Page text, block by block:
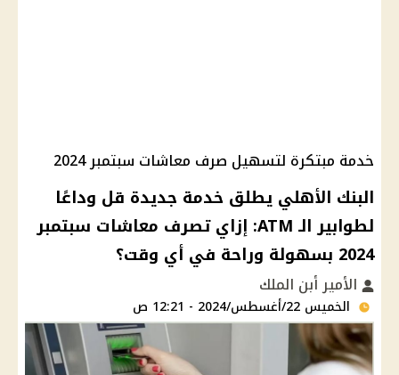
خدمة مبتكرة لتسهيل صرف معاشات سبتمبر 2024
البنك الأهلي يطلق خدمة جديدة قل وداعًا
لطوابير الـ ATM: إزاي تصرف معاشات سبتمبر
2024 بسهولة وراحة في أي وقت؟
الأمير أبن الملك
الخميس 22/أغسطس/2024 - 12:21 ص